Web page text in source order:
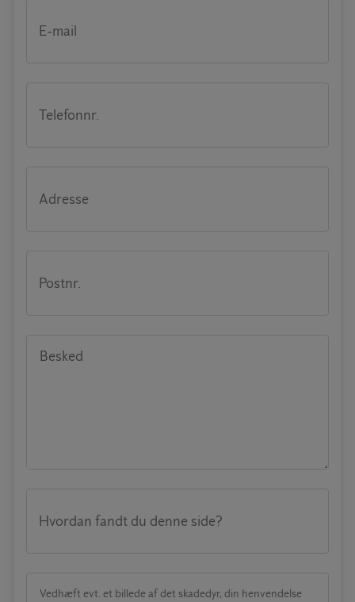
E-mail
Telefonnr.
Adresse
Postnr.
Besked
Hvordan fandt du denne side?
Vedhæft evt. et billede af det skadedyr, din henvendelse